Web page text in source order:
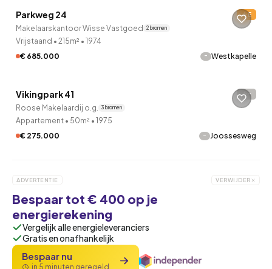
Parkweg 24 E
Makelaarskantoor Wisse Vastgoed 2 bronnen
Vrijstaand • 215m² • 1974
€ 685.000
- Westkapelle
Vikingpark 41 -
Roose Makelaardij o.g. 3 bronnen
Appartement • 50m² • 1975
€ 275.000
- Joossesweg
ADVERTENTIE VERWIJDER
Bespaar tot € 400 op je
energierekening
Vergelijk alle energieleveranciers
Gratis en onafhankelijk
Bespaar nu
in 5 minuten geregeld